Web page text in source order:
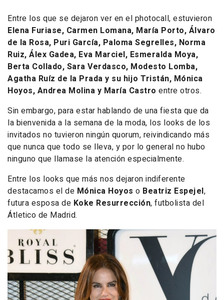
Entre los que se dejaron ver en el photocall, estuvieron
Elena Furiase, Carmen Lomana, María Porto, Álvaro
de la Rosa, Puri García, Paloma Segrelles, Norma
Ruiz, Álex Gadea, Eva Marciel, Esmeralda Moya,
Berta Collado, Sara Verdasco, Modesto Lomba,
Agatha Ruíz de la Prada y su hijo Tristán, Mónica
Hoyos, Andrea Molina y María Castro entre otros.
Sin embargo, para estar hablando de una fiesta que da
la bienvenida a la semana de la moda, los looks de los
invitados no tuvieron ningún quorum, reivindicando más
que nunca que todo se lleva, y por lo general no hubo
ninguno que llamase la atención especialmente.
Entre los looks que más nos dejaron indiferente
destacamos el de Mónica Hoyos o Beatriz Espejel,
futura esposa de Koke Resurrección, futbolista del
Átletico de Madrid.